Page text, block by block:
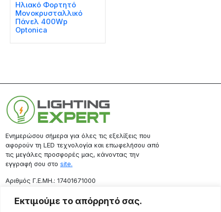
Εκτιμούμε το απόρρητό σας.
Ηλιακό Φορτητό
Μονοκρυσταλλικό
Πάνελ 400Wp
Optonica
Ενημερώσου σήμερα για όλες τις εξελίξεις που
αφορούν τη LED τεχνολογία και επωφελήσου από
τις μεγάλες προσφορές μας, κάνοντας την
εγγραφή σου στο site.
Aριθμός Γ.Ε.ΜΗ.: 17401671000
Επικοινωνία